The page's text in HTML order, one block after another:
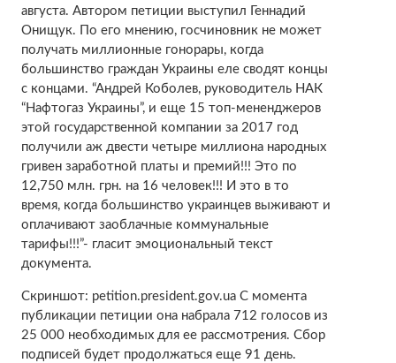
августа. Автором петиции выступил Геннадий
Онищук. По его мнению, госчиновник не может
получать миллионные гонорары, когда
большинство граждан Украины еле сводят концы
с концами. “Андрей Коболев, руководитель НАК
“Нафтогаз Украины”, и еще 15 топ-мененджеров
этой государственной компании за 2017 год
получили аж двести четыре миллиона народных
гривен заработной платы и премий!!! Это по
12,750 млн. грн. на 16 человек!!! И это в то
время, когда большинство украинцев выживают и
оплачивают заоблачные коммунальные
тарифы!!!”- гласит эмоциональный текст
документа.
Скриншот: petition.president.gov.ua С момента
публикации петиции она набрала 712 голосов из
25 000 необходимых для ее рассмотрения. Сбор
подписей будет продолжаться еще 91 день.